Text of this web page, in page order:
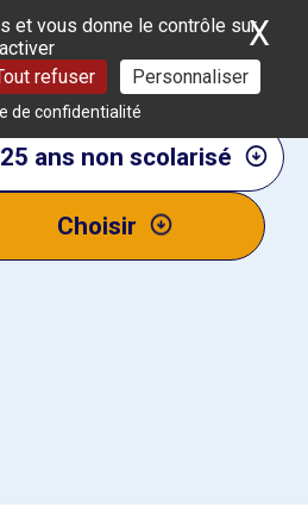
et vous donne le contrôle sur
refuser Personnaliser
de confidentialité
X
ans non scolarisé
Choisir